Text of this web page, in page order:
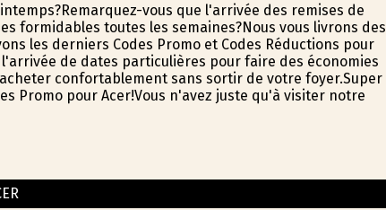
vous que l'arrivée des remises de
formidables toutes les semaines?Nous vous livrons des
les derniers Codes Promo et Codes Réductions pour
de dates particulières pour faire des économies
confortablement sans sortir de votre foyer.Super
Promo pour Acer!Vous n'avez juste qu'à visiter notre